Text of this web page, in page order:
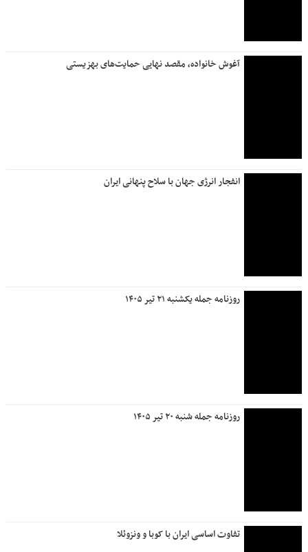
آغوش خانواده، مقصد نهایی حمایت‌های بهزیستی
انفجار انرژی جهان با سلاح پنهانی ایران
روزنامه جمله یکشنبه ۲۱ تیر ۱۴۰۵
روزنامه جمله شنبه ۲۰ تیر ۱۴۰۵
تفاوت اساسی ایران با کوبا و ونزوئلا